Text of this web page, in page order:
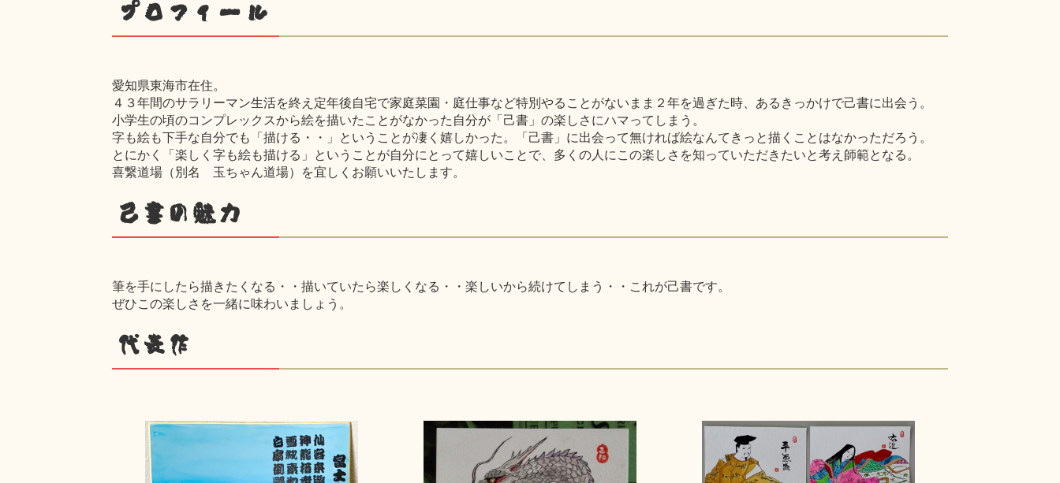
プロフィール
愛知県東海市在住。
４３年間のサラリーマン生活を終え定年後自宅で家庭菜園・庭仕事など特別やることがないまま２年を過ぎた時、あるきっかけで己書に出会う。
小学生の頃のコンプレックスから絵を描いたことがなかった自分が「己書」の楽しさにハマってしまう。
字も絵も下手な自分でも「描ける・・」ということが凄く嬉しかった。「己書」に出会って無ければ絵なんてきっと描くことはなかっただろう。
とにかく「楽しく字も絵も描ける」ということが自分にとって嬉しいことで、多くの人にこの楽しさを知っていただきたいと考え師範となる。
喜繋道場（別名 玉ちゃん道場）を宜しくお願いいたします。
己書の魅力
筆を手にしたら描きたくなる・・描いていたら楽しくなる・・楽しいから続けてしまう・・これが己書です。
ぜひこの楽しさを一緒に味わいましょう。
代表作